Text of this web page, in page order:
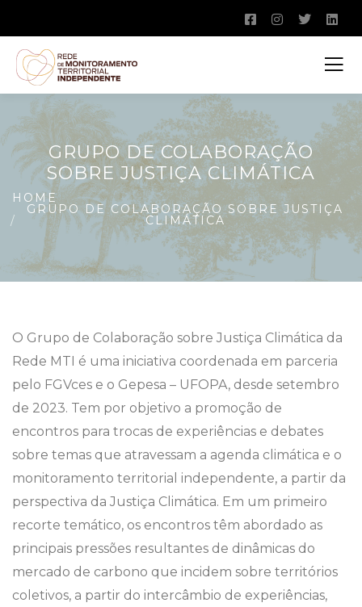
GRUPO DE COLABORAÇÃO
SOBRE JUSTIÇA CLIMÁTICA
HOME
GRUPO DE COLABORAÇÃO SOBRE JUSTIÇA
CLIMÁTICA
O Grupo de Colaboração sobre Justiça Climática da
Rede MTI é uma iniciativa coordenada em parceria
pelo FGVces e o Gepesa – UFOPA, desde setembro
de 2023. Tem por objetivo a promoção de
encontros para trocas de experiências e debates
sobre temas que atravessam a agenda climática e o
monitoramento territorial independente, a partir da
perspectiva da Justiça Climática. Em um primeiro
recorte temático, os encontros têm abordado as
principais pressões resultantes de dinâmicas do
mercado de carbono que incidem sobre territórios
coletivos, a partir do intercâmbio de experiências,